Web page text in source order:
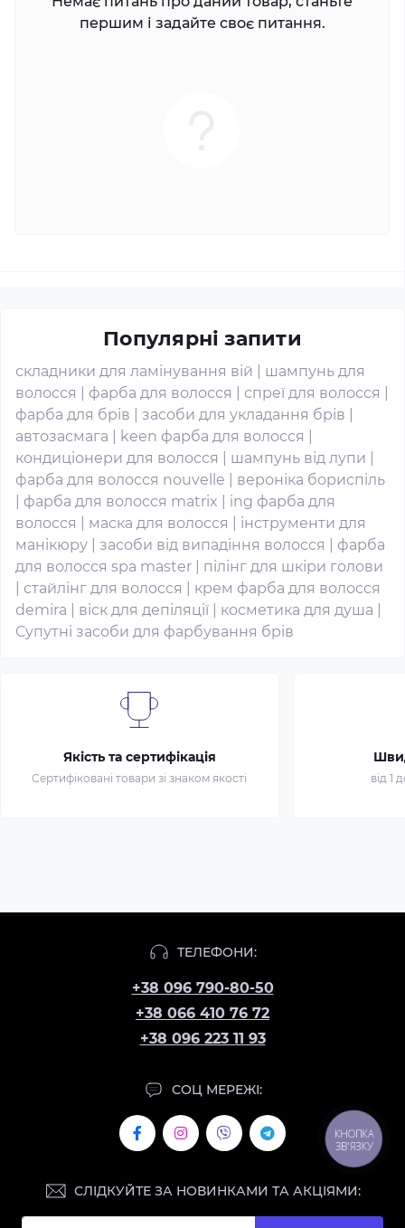
першим і задайте своє питання.
Популярні запити
складники для ламінування вій
шампунь для
волосся
фарба для волосся спреї для волосся
фарба для брів
засоби для укладання брів
автозасмага
keen фарба для волосся
кондиціонери для волосся
шампунь від лупи
фарба для волосся nouvelle
вероніка бориспіль
фарба для волосся matrix
ing фарба для
волосся
маска для волосся
інструменти для
манікюру
засоби від випадіння волосся
фарба
для волосся spa master
пілінг для шкіри голови
стайлінг для волосся
крем фарба для волосся
demira
віск для депіляції косметика для душа
Супутні засоби для фарбування брів
Якість та сертифікація
Сертифіковані товари зі знаком якості від 1
ТЕЛЕФОНИ:
+38 096 790-80-50
+38 066 410 76 72
+38 096 223 11 93
СОЦ МЕРЕЖІ:
СЛІДКУЙТЕ ЗА НОВИНКАМИ ТА АКЦІЯМИ:
КНОПКА
ЗВ'ЯЗКУ